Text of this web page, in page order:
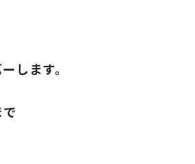
します。